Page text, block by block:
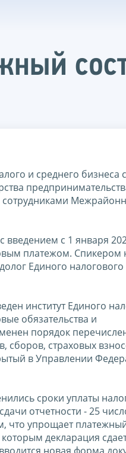
и среднего бизнеса с
сотрудниками
с 1 января
платежом. Спикером
Единого налогового
институт Единого
обязательства и
порядок
сборов, страховых
в Управлении
сроки уплаты
отчетности - 25
что упрощает
декларация
новая форма